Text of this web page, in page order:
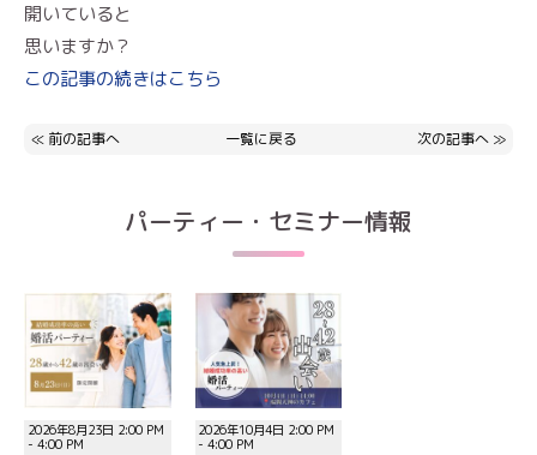
開いていると
思いますか？
この記事の続きはこちら
≪ 前の記事へ 一覧に戻る 次の記事へ ≫
パーティー・セミナー情報
2026年8月23日 2:00 PM
- 4:00 PM
2026年10月4日 2:00 PM
- 4:00 PM